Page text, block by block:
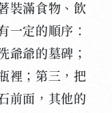
裝滿食物、飲
一定的順序：
爺爺的墓碑；
裡；第三，把
前面，其他的